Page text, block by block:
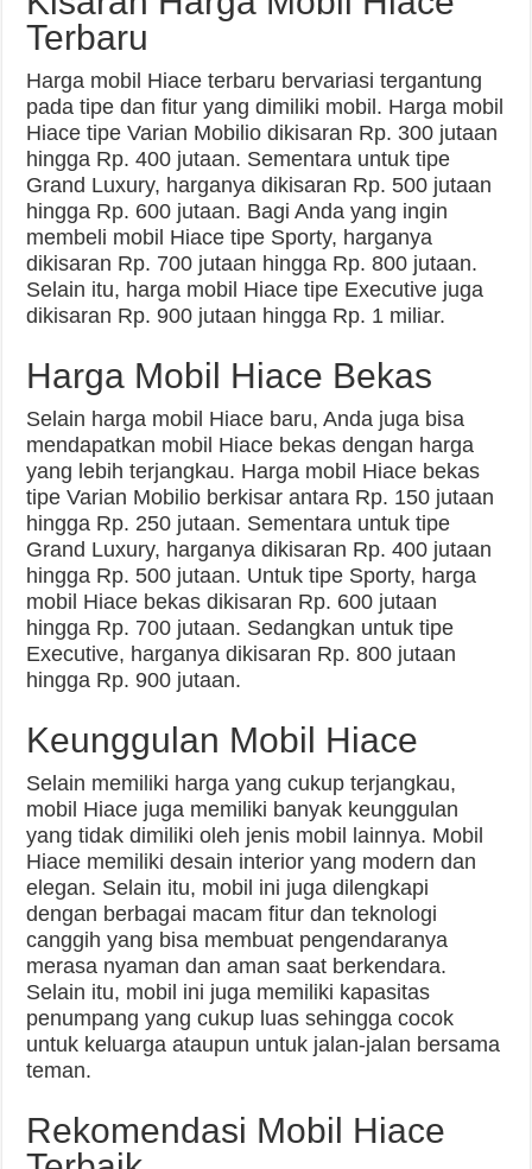
Terbaru
Harga mobil Hiace terbaru bervariasi tergantung
pada tipe dan fitur yang dimiliki mobil. Harga mobil
Hiace tipe Varian Mobilio dikisaran Rp. 300 jutaan
hingga Rp. 400 jutaan. Sementara untuk tipe
Grand Luxury, harganya dikisaran Rp. 500 jutaan
hingga Rp. 600 jutaan. Bagi Anda yang ingin
membeli mobil Hiace tipe Sporty, harganya
dikisaran Rp. 700 jutaan hingga Rp. 800 jutaan.
Selain itu, harga mobil Hiace tipe Executive juga
dikisaran Rp. 900 jutaan hingga Rp. 1 miliar.
Harga Mobil Hiace Bekas
Selain harga mobil Hiace baru, Anda juga bisa
mendapatkan mobil Hiace bekas dengan harga
yang lebih terjangkau. Harga mobil Hiace bekas
tipe Varian Mobilio berkisar antara Rp. 150 jutaan
hingga Rp. 250 jutaan. Sementara untuk tipe
Grand Luxury, harganya dikisaran Rp. 400 jutaan
hingga Rp. 500 jutaan. Untuk tipe Sporty, harga
mobil Hiace bekas dikisaran Rp. 600 jutaan
hingga Rp. 700 jutaan. Sedangkan untuk tipe
Executive, harganya dikisaran Rp. 800 jutaan
hingga Rp. 900 jutaan.
Keunggulan Mobil Hiace
Selain memiliki harga yang cukup terjangkau,
mobil Hiace juga memiliki banyak keunggulan
yang tidak dimiliki oleh jenis mobil lainnya. Mobil
Hiace memiliki desain interior yang modern dan
elegan. Selain itu, mobil ini juga dilengkapi
dengan berbagai macam fitur dan teknologi
canggih yang bisa membuat pengendaranya
merasa nyaman dan aman saat berkendara.
Selain itu, mobil ini juga memiliki kapasitas
penumpang yang cukup luas sehingga cocok
untuk keluarga ataupun untuk jalan-jalan bersama
teman.
Rekomendasi Mobil Hiace